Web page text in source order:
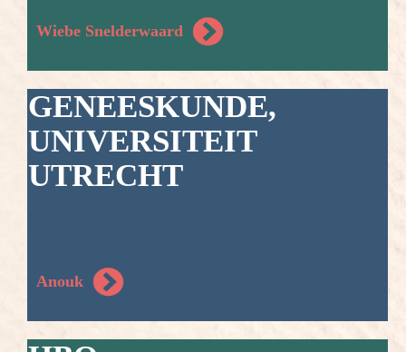
Wiebe Snelderwaard
GENEESKUNDE,
UNIVERSITEIT
UTRECHT
Anouk